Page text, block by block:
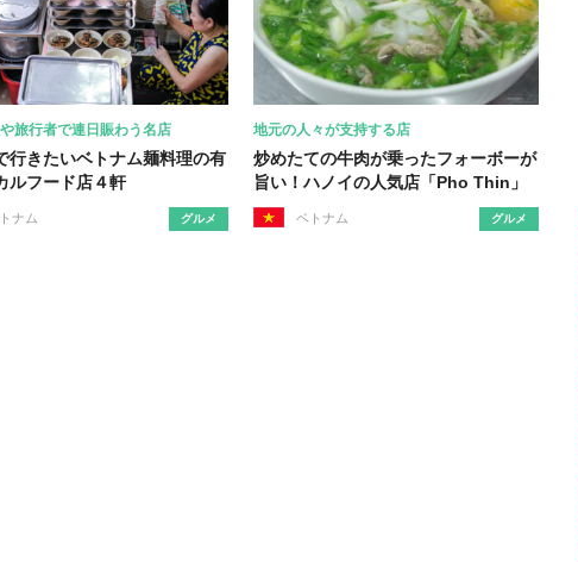
旅行者で連日賑わう名店
行きたいベトナム麺料理の有
ルフード店４軒
ナム グルメ
地元の人々が支持する店
炒めたての牛肉が乗ったフォーボーが
旨い！ハノイの人気店「Pho Thin」
ベトナム グルメ